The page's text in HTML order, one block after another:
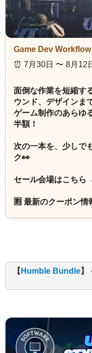
Game Dev
⏰️ 7月30日 〜 8月12
面倒な作業を短縮す
ウンド、デザインま
ゲーム制作のあらゆ
半額！
次の一本を、少しで
ク👀
セール会場はこちら
🈹 最新のクーポン情
【 Humble Bundle】